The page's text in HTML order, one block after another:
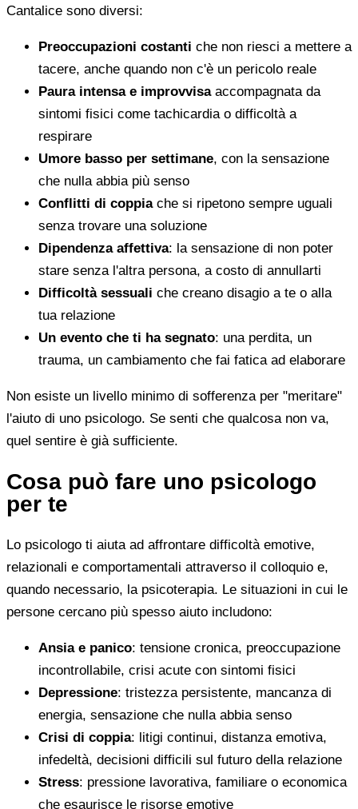
Cantalice sono diversi:
Preoccupazioni costanti che non riesci a mettere a
tacere, anche quando non c'è un pericolo reale
Paura intensa e improvvisaaccompagnata da
sintomi fisici come tachicardia o difficoltà a
respirare
Umore basso per settimane, con la sensazione
che nulla abbia più senso
Conflitti di coppiache si ripetono sempre uguali
senza trovare una soluzione
Dipendenza affettiva: la sensazione di non poter
stare senza l'altra persona, a costo di annullarti
Difficoltà sessuali che creano disagio a te o alla
tua relazione
Un evento che ti ha segnato: una perdita, un
trauma, un cambiamento che fai fatica ad elaborare
Non esiste un livello minimo di sofferenza per "meritare"
l'aiuto di uno psicologo. Se senti che qualcosa non va,
quel sentire è già sufficiente.
Cosa può fare uno psicologo
per te
Lo psicologo ti aiuta ad affrontare difficoltà emotive,
relazionali e comportamentali attraverso il colloquio e,
quando necessario, la psicoterapia. Le situazioni in cui le
persone cercano più spesso aiuto includono:
Ansia e panico: tensione cronica, preoccupazione
incontrollabile, crisi acute con sintomi fisici
Depressione: tristezza persistente, mancanza di
energia, sensazione che nulla abbia senso
Crisi di coppia: litigi continui, distanza emotiva,
infedeltà, decisioni difficili sul futuro della relazione
Stress: pressione lavorativa, familiare o economica
che esaurisce le risorse emotive